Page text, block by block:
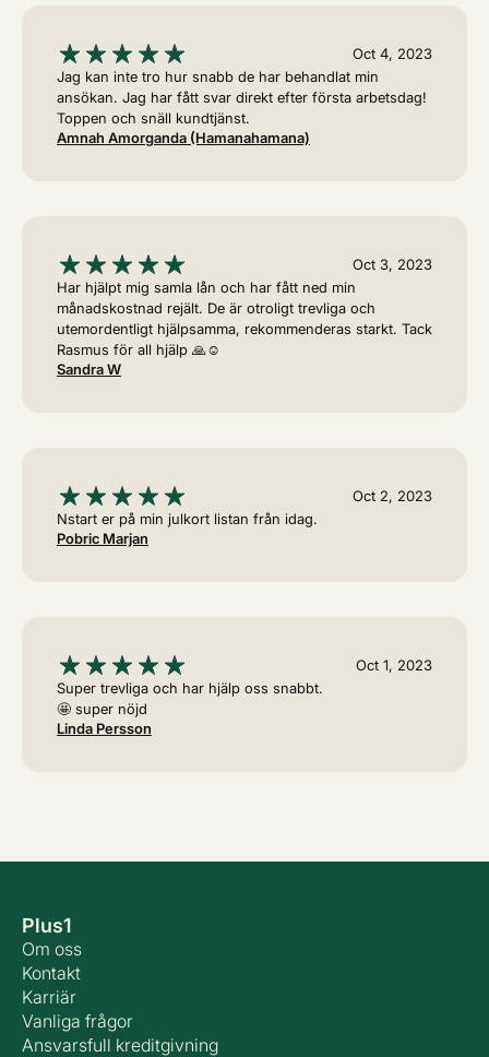
Oct 4, 2023
Jag kan inte tro hur snabb de har behandlat min
ansökan. Jag har fått svar direkt efter första arbetsdag!
Toppen och snäll kundtjänst.
Amnah Amorganda (hamanahamana)
Oct 3, 2023
Har hjälpt mig samla lån och har fått ned min
månadskostnad rejält. De är otroligt trevliga och
utemordentligt hjälpsamma, rekommenderas starkt. Tack
Rasmus för all hjälp 🙏☺️
Sandra W
Oct 2, 2023
Nstart er på min julkort listan från idag.
Pobric Marjan
Oct 1, 2023
Super trevliga och har hjälp oss snabbt.
🤩 super nöjd
Linda Persson
Plus1
Om oss
Kontakt
Karriär
Vanliga frågor
Ansvarsfull kreditgivning